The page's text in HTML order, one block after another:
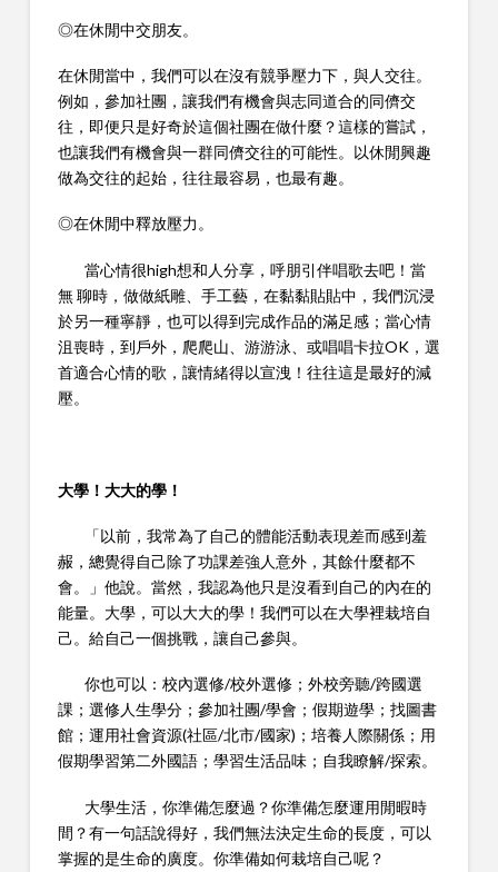
◎在休閒中交朋友。
在休閒當中，我們可以在沒有競爭壓力下，與人交往。
例如，參加社團，讓我們有機會與志同道合的同儕交
往，即便只是好奇於這個社團在做什麼？這樣的嘗試，
也讓我們有機會與一群同儕交往的可能性。以休閒興趣
做為交往的起始，往往最容易，也最有趣。
◎在休閒中釋放壓力。
當心情很high想和人分享，呼朋引伴唱歌去吧！當
無 聊時，做做紙雕、手工藝，在黏黏貼貼中，我們沉浸
於另一種寧靜，也可以得到完成作品的滿足感；當心情
沮喪時，到戶外，爬爬山、游游泳、或唱唱卡拉OK，選
首適合心情的歌，讓情緒得以宣洩！往往這是最好的減
壓。
大學！大大的學！
「以前，我常為了自己的體能活動表現差而感到羞
赧，總覺得自己除了功課差強人意外，其餘什麼都不
會。」他說。當然，我認為他只是沒看到自己的內在的
能量。大學，可以大大的學！我們可以在大學裡栽培自
己。給自己一個挑戰，讓自己參與。
你也可以：校內選修/校外選修；外校旁聽/跨國選
課；選修人生學分；參加社團/學會；假期遊學；找圖書
館；運用社會資源(社區/北市/國家)；培養人際關係；用
假期學習第二外國語；學習生活品味；自我瞭解/探索。
大學生活，你準備怎麼過？你準備怎麼運用閒暇時
間？有一句話說得好，我們無法決定生命的長度，可以
掌握的是生命的廣度。你準備如何栽培自己呢？